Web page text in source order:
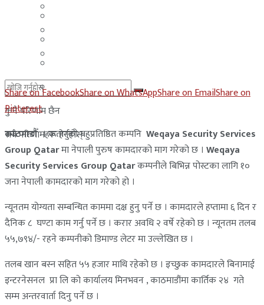
कुनै परिणाम छैन
सबै परिणामहरू हेर्नुहोस्
साउदी अरब
Share on FacebookShare on WhatsAppShare on EmailShare on
Pinterest
काठमाडौँ। कतारको बहुप्रतिष्ठित कम्पनि Weqaya Security Services
Group Qatarमा नेपाली पुरुष कामदारको माग गरेको छ । Weqaya
Security Services Group Qatarकम्पनीले बिभिन्न पोस्टका लागि १०
जना नेपाली कामदारको माग गरेको हो ।
न्यूनतम योग्यता सम्बन्धित काममा दक्ष हुनु पर्ने छ । कामदारले हप्तामा ६ दिन र
दैनिक ८ घण्टा काम गर्नु पर्ने छ । करार अवधि २ वर्षे रहेको छ । न्यूनतम तलब
५५,७९४/- रहने कम्पनीको डिमाण्ड लेटर मा उल्लेखित छ ।
तलब खान बस्न सहित ५५ हजार माथि रहेको छ । इच्छुक कामदारले बिनामाई
इन्टरनेसनल प्रा लि को कार्यालय मिनभवन , काठमाडौंमा कार्तिक २४ गते
सम्म अन्तरवार्ता दिनु पर्ने छ ।